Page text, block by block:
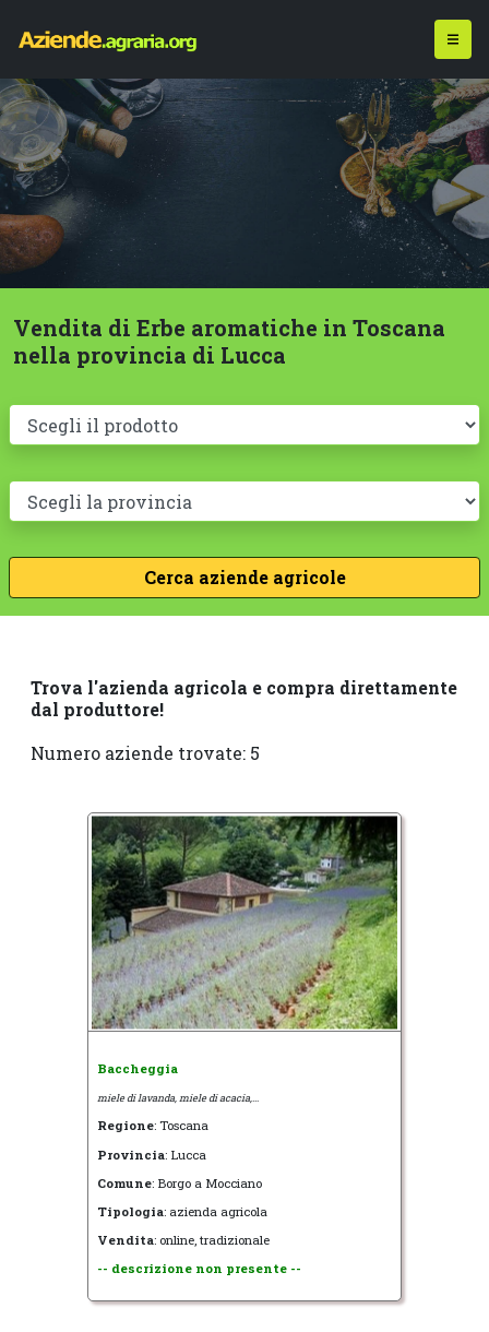
Vendita di Erbe aromatiche in Toscana
nella provincia di Lucca
Trova l'azienda agricola e compra direttamente
dal produttore!
Numero aziende trovate: 5
Baccheggia
miele di lavanda, miele di acacia,...
Regione: Toscana
Provincia: Lucca
Comune: Borgo a Mocciano
Tipologia: azienda agricola
Vendita: online, tradizionale
-- descrizione non presente --